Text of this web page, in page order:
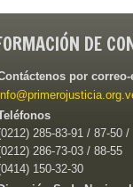
DE
por
285-83-91 / 87-50 /
286-73-03 / 88-55
150-32-30